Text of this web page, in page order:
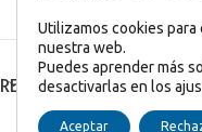
RECENT POSTS
Utilizamos cookies
nuestra web.
Puedes aprender más
desactivarlas en los
Aceptar
English Inglés)